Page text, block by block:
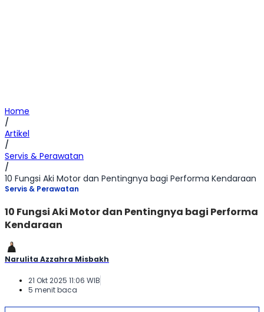
Home
/
Artikel
/
Servis & Perawatan
/
10 Fungsi Aki Motor dan Pentingnya bagi Performa Kendaraan
Servis & Perawatan
10 Fungsi Aki Motor dan Pentingnya bagi Performa
Kendaraan
Narulita Azzahra Misbakh
21 Okt 2025 11:06 WIB
5 menit baca